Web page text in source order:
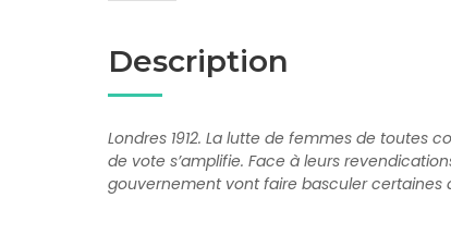
Description
Londres 1912. La lutte de femmes de toutes
de vote s’amplifie. Face à leurs
gouvernement vont faire basculer certaines